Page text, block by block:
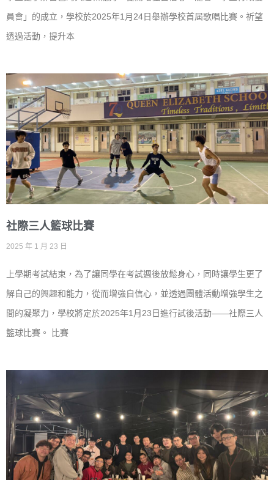
員會」的成立，學校於2025年1月24日舉辦學校首屆歌唱比賽。祈望
透過活動，提升本
社際三人籃球比賽
2025 年 1 月 23 日
上學期考試結束，為了讓同學在考試週後放鬆身心，同時讓學生更了
解自己的興趣和能力，從而增強自信心，並透過團體活動增強學生之
間的凝聚力，學校將定於2025年1月23日進行試後活動——社際三人
籃球比賽。 比賽